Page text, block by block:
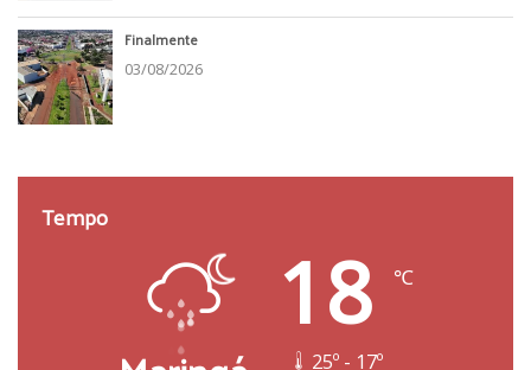
Finalmente
03/08/2026
Tempo
18 ℃
25º - 17º